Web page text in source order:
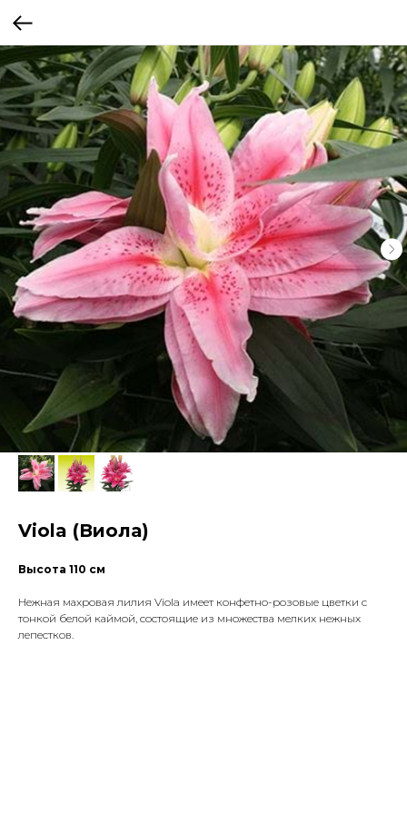
Viola (Виола)
Высота 110 см
Нежная махровая лилия Viola имеет конфетно-розовые цветки с
тонкой белой каймой, состоящие из множества мелких нежных
лепестков.